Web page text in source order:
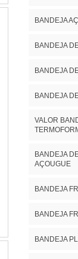
BANDEJA
BANDEJA
BANDEJA
BANDEJA
VALOR
BANDEJA
AÇOUGUE
BANDEJA
BANDEJA
BANDEJA